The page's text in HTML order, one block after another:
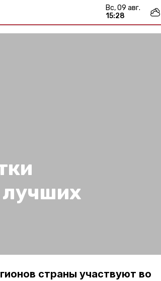
вс, 09 авг.
15:28
лучших
страны участвуют во